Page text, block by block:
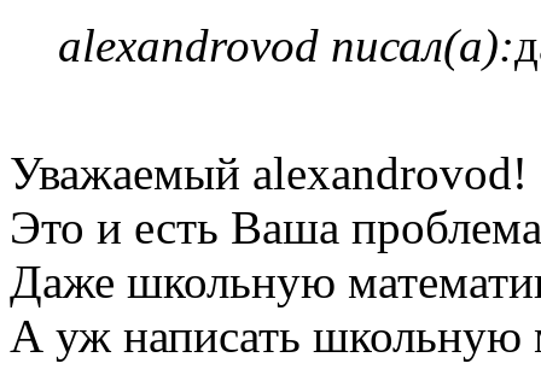
alexandrovod писал(а):
Уважаемый alexandrovod!
Это и есть Ваша
Даже школьную
А уж написать